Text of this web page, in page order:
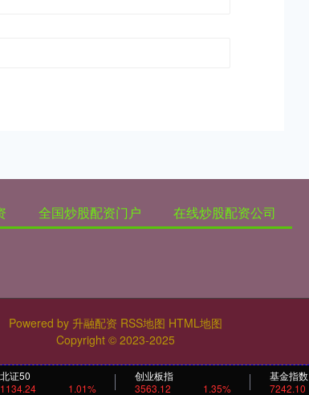
北证50
1134.24
1.01%
创业板指
3563.12
1.35%
基金指数
7242.10
全国炒股配资门户 在线炒股配资公司
Powered by 升融配资 RSS地图 HTML地图
Copyright © 2023-2025